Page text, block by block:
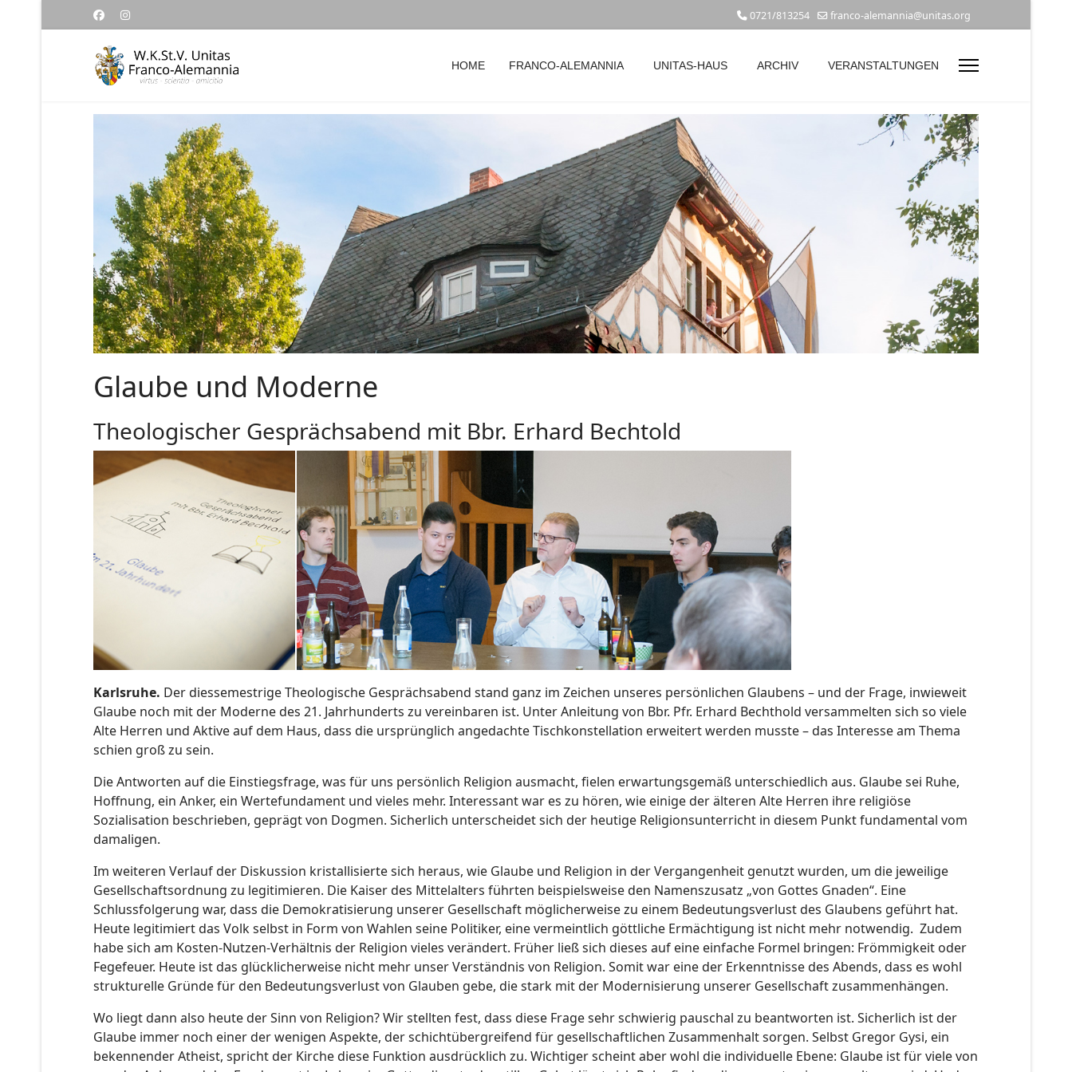
0721/813254 franco-alemannia@unitas.org
HOME FRANCO-ALEMANNIA UNITAS-HAUS ARCHIV VERANSTALTUNGEN
Glaube und Moderne
Theologischer Gesprächsabend mit Bbr. Erhard Bechtold
Karlsruhe. Der diessemestrige Theologische Gesprächsabend stand ganz im Zeichen unseres persönlichen Glaubens – und der Frage, inwieweit
Glaube noch mit der Moderne des 21. Jahrhunderts zu vereinbaren ist. Unter Anleitung von Bbr. Pfr. Erhard Bechthold versammelten sich so viele
Alte Herren und Aktive auf dem Haus, dass die ursprünglich angedachte Tischkonstellation erweitert werden musste – das Interesse am Thema
schien groß zu sein.
Die Antworten auf die Einstiegsfrage, was für uns persönlich Religion ausmacht, fielen erwartungsgemäß unterschiedlich aus. Glaube sei Ruhe,
Hoffnung, ein Anker, ein Wertefundament und vieles mehr. Interessant war es zu hören, wie einige der älteren Alte Herren ihre religiöse
Sozialisation beschrieben, geprägt von Dogmen. Sicherlich unterscheidet sich der heutige Religionsunterricht in diesem Punkt fundamental vom
damaligen.
Im weiteren Verlauf der Diskussion kristallisierte sich heraus, wie Glaube und Religion in der Vergangenheit genutzt wurden, um die jeweilige
Gesellschaftsordnung zu legitimieren. Die Kaiser des Mittelalters führten beispielsweise den Namenszusatz „von Gottes Gnaden“. Eine
Schlussfolgerung war, dass die Demokratisierung unserer Gesellschaft möglicherweise zu einem Bedeutungsverlust des Glaubens geführt hat.
Heute legitimiert das Volk selbst in Form von Wahlen seine Politiker, eine vermeintlich göttliche Ermächtigung ist nicht mehr notwendig. Zudem
habe sich am Kosten-Nutzen-Verhältnis der Religion vieles verändert. Früher ließ sich dieses auf eine einfache Formel bringen: Frömmigkeit oder
Fegefeuer. Heute ist das glücklicherweise nicht mehr unser Verständnis von Religion. Somit war eine der Erkenntnisse des Abends, dass es wohl
strukturelle Gründe für den Bedeutungsverlust von Glauben gebe, die stark mit der Modernisierung unserer Gesellschaft zusammenhängen.
Wo liegt dann also heute der Sinn von Religion? Wir stellten fest, dass diese Frage sehr schwierig pauschal zu beantworten ist. Sicherlich ist der
Glaube immer noch einer der wenigen Aspekte, der schichtübergreifend für gesellschaftlichen Zusammenhalt sorgen. Selbst Gregor Gysi, ein
bekennender Atheist, spricht der Kirche diese Funktion ausdrücklich zu. Wichtiger scheint aber wohl die individuelle Ebene: Glaube ist für viele von